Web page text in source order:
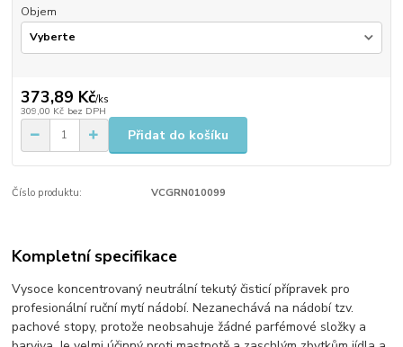
Objem
373,89 Kč/ks
309,00 Kč bez DPH
Přidat do košíku
Číslo produktu: VCGRN010099
Kompletní specifikace
​Vysoce koncentrovaný neutrální tekutý čisticí přípravek pro
profesionální ruční mytí nádobí. Nezanechává na nádobí tzv.
pachové stopy, protože neobsahuje žádné parfémové složky a